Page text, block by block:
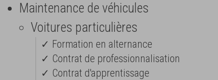
Maintenance de véhicules
Voitures particulières
✓ Formation en alternance
✓ Contrat de professionnalisation
✓ Contrat d'apprentissage